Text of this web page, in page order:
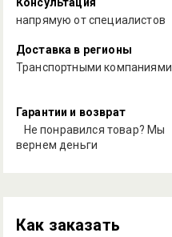
напрямую от специалистов
Доставка в регионы
Транспортными компаниями
Гарантии и возврат
Не понравился товар? Мы
вернем деньги
Как заказать